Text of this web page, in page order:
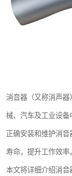
消音器（又称消声
械、汽车及工业设备
正确安装和维护消
寿命，提升工作效率。
本文将详细介绍消